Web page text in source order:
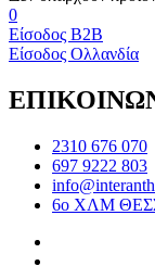
0
Είσοδος B2B
Είσοδος Ολλανδία
2310 676 070
697 9222 803
6ο ΧΛΜ